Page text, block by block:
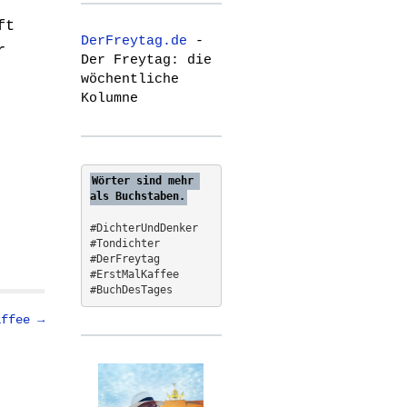
→
r
h
f
o
r
DerFreytag.de -
Der Freytag: die
wöchentliche
Kolumne
Wörter sind mehr
als Buchstaben.
#DichterUndDenker
#Tondichter
#DerFreytag
#ErstMalKaffee
#BuchDesTages